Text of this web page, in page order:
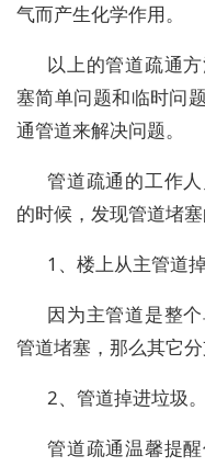
气而产生化学作用。
以上的管道疏通
塞简单问题和临时问
通管道来解决问题。
管道疏通的工作
的时候，发现管道堵
1、楼上从主管道
因为主管道是整
管道堵塞，那么其它
2、管道掉进垃圾。
管道疏通温馨提